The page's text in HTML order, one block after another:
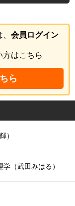
会員ログイン
方はこちら
ら
）
（武田みはる）